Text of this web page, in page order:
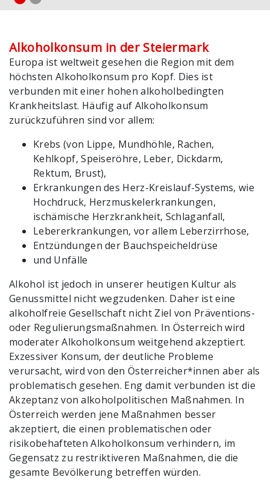
Alkoholkonsum in der Steiermark
Europa ist weltweit gesehen die Region mit dem
höchsten Alkoholkonsum pro Kopf. Dies ist
verbunden mit einer hohen alkoholbedingten
Krankheitslast. Häufig auf Alkoholkonsum
zurückzuführen sind vor allem:
Krebs (von Lippe, Mundhöhle, Rachen,
Kehlkopf, Speiseröhre, Leber, Dickdarm,
Rektum, Brust),
Erkrankungen des Herz-Kreislauf-Systems, wie
Hochdruck, Herzmuskelerkrankungen,
ischämische Herzkrankheit, Schlaganfall,
Lebererkrankungen, vor allem Leberzirrhose,
Entzündungen der Bauchspeicheldrüse
und Unfälle
Alkohol ist jedoch in unserer heutigen Kultur als
Genussmittel nicht wegzudenken. Daher ist eine
alkoholfreie Gesellschaft nicht Ziel von Präventions-
oder Regulierungsmaßnahmen. In Österreich wird
moderater Alkoholkonsum weitgehend akzeptiert.
Exzessiver Konsum, der deutliche Probleme
verursacht, wird von den Österreicher*innen aber als
problematisch gesehen. Eng damit verbunden ist die
Akzeptanz von alkoholpolitischen Maßnahmen. In
Österreich werden jene Maßnahmen besser
akzeptiert, die einen problematischen oder
risikobehafteten Alkoholkonsum verhindern, im
Gegensatz zu restriktiveren Maßnahmen, die die
gesamte Bevölkerung betreffen würden.